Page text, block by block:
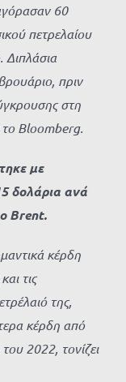
60
πετρελαίου
Διπλάσια
πριν
στη
Bloomberg.
με
δολάρια ανά
Brent.
κέρδη
τις
της,
κέρδη από
2022, τονίζει